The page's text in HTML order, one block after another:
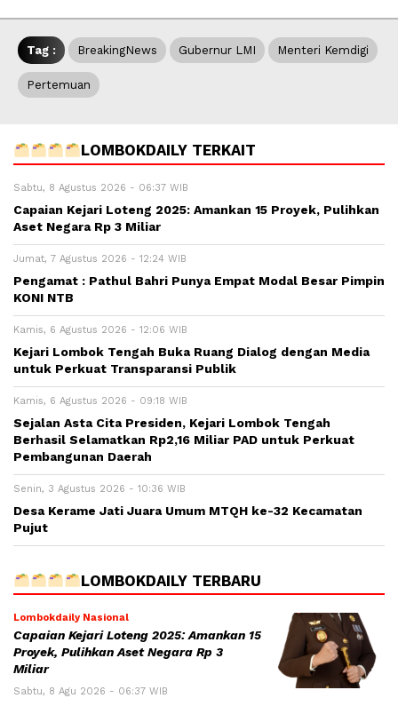
Tag : BreakingNews Gubernur LMI Menteri Kemdigi
Pertemuan
LOMBOKDAILY TERKAIT
Sabtu, 8 Agustus 2026 - 06:37 WIB
Capaian Kejari Loteng 2025: Amankan 15 Proyek, Pulihkan
Aset Negara Rp 3 Miliar
Jumat, 7 Agustus 2026 - 12:24 WIB
Pengamat : Pathul Bahri Punya Empat Modal Besar Pimpin
KONI NTB
Kamis, 6 Agustus 2026 - 12:06 WIB
Kejari Lombok Tengah Buka Ruang Dialog dengan Media
untuk Perkuat Transparansi Publik
Kamis, 6 Agustus 2026 - 09:18 WIB
Sejalan Asta Cita Presiden, Kejari Lombok Tengah
Berhasil Selamatkan Rp2,16 Miliar PAD untuk Perkuat
Pembangunan Daerah
Senin, 3 Agustus 2026 - 10:36 WIB
Desa Kerame Jati Juara Umum MTQH ke-32 Kecamatan
Pujut
LOMBOKDAILY TERBARU
Lombokdaily Nasional
Capaian Kejari Loteng 2025: Amankan 15
Proyek, Pulihkan Aset Negara Rp 3
Miliar
Sabtu, 8 Agu 2026 - 06:37 WIB